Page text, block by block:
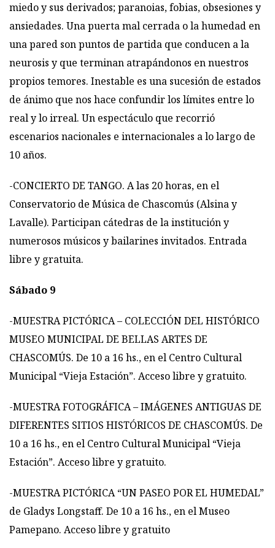
miedo y sus derivados; paranoias, fobias, obsesiones y
ansiedades. Una puerta mal cerrada o la humedad en
una pared son puntos de partida que conducen a la
neurosis y que terminan atrapándonos en nuestros
propios temores. Inestable es una sucesión de estados
de ánimo que nos hace confundir los límites entre lo
real y lo irreal. Un espectáculo que recorrió
escenarios nacionales e internacionales a lo largo de
10 años.
-CONCIERTO DE TANGO. A las 20 horas, en el
Conservatorio de Música de Chascomús (Alsina y
Lavalle). Participan cátedras de la institución y
numerosos músicos y bailarines invitados. Entrada
libre y gratuita.
Sábado 9
-MUESTRA PICTÓRICA – COLECCIÓN DEL HISTÓRICO
MUSEO MUNICIPAL DE BELLAS ARTES DE
CHASCOMÚS. De 10 a 16 hs., en el Centro Cultural
Municipal “Vieja Estación”. Acceso libre y gratuito.
-MUESTRA FOTOGRÁFICA – IMÁGENES ANTIGUAS DE
DIFERENTES SITIOS HISTÓRICOS DE CHASCOMÚS. De
10 a 16 hs., en el Centro Cultural Municipal “Vieja
Estación”. Acceso libre y gratuito.
-MUESTRA PICTÓRICA “UN PASEO POR EL HUMEDAL”
de Gladys Longstaff. De 10 a 16 hs., en el Museo
Pamepano. Acceso libre y gratuito